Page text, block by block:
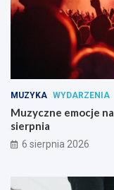
n
a
ą
–
k
o
n
c
i
i
:
b
ł
y
MUZYKA WYDARZENIA
Muzyczne emocje
sierpnia
6 sierpnia 2026